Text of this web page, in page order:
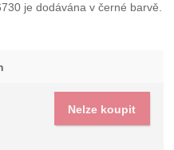
je dodávána v černé barvě.
Nelze koupit